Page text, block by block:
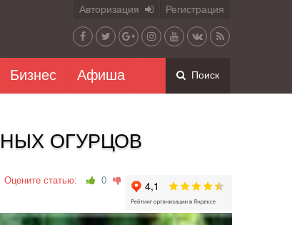
Авторизация Регистрация
Бизнес Афиша Поиск
ОГУРЦОВ
Оцените статью: 0